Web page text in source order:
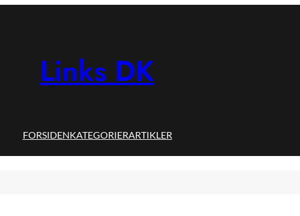
Links DK
FORSIDENKATEGORIERARTIKLER